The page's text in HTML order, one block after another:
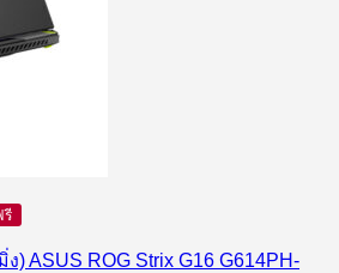
รี
) ASUS ROG Strix G16 G614PH-